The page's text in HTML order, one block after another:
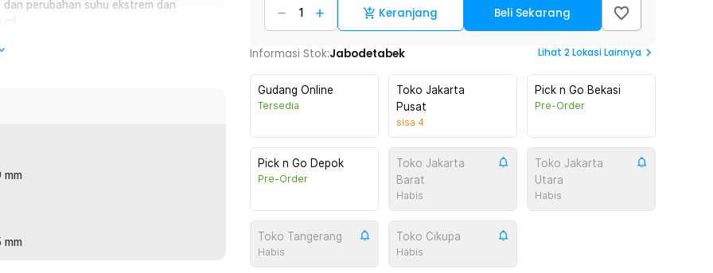
perubahan suhu ekstrem dan
antara fungsi, kepraktisan, dan
berkat material borocilicate glass.
gelas retak atau pecah. Kaca lebih
kaca biasa. Sangat ideal
laboratorium lainnya.
mm
mm
Keranjang Beli Sekarang
Informasi Stok:Jabodetabek Lihat 2Lokasi Lainnya
Gudang Online
Tersedia
Toko Jakarta
Pusat
sisa 4
Pick n Go Bekasi
Pre-Order
Pick n Go Depok
Pre-Order
Toko Jakarta
Barat
Habis
Toko Jakarta
Utara
Habis
Toko Tangerang
Habis
Toko Cikupa
Habis